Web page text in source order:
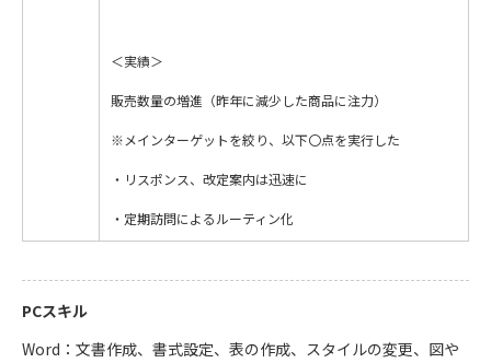
＜実績＞
販売数量の増進（昨年に減少した商品に注力）
※メインターゲットを絞り、以下〇点を実行した
・リスポンス、改定案内は迅速に
・定期訪問によるルーティン化
PCスキル
Word：文書作成、書式設定、表の作成、スタイルの変更、図や